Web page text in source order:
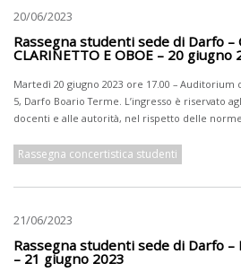
20/06/2023
Rassegna studenti sede di Darfo –
CLARINETTO E OBOE – 20 giugno
Martedì 20 giugno 2023 ore 17.00 – Auditorium
5, Darfo Boario Terme. L’ingresso è riservato
docenti e alle autorità, nel rispetto delle
Rassegna concertistica studenti
21/06/2023
Rassegna studenti sede di Darfo –
– 21 giugno 2023